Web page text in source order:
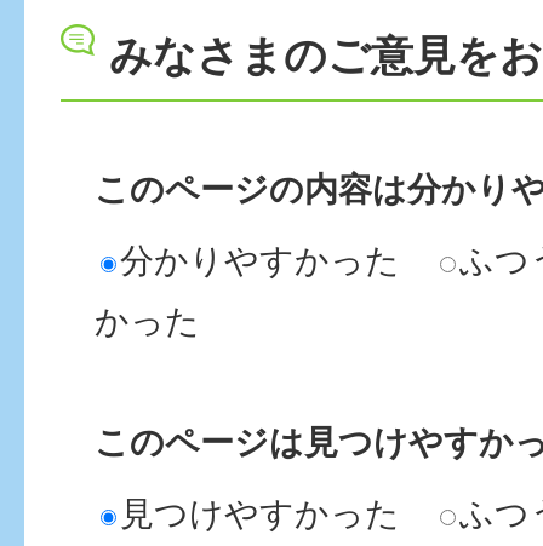
みなさまのご意見を
このページの内容は分かり
分かりやすかった
ふつ
かった
このページは見つけやすか
見つけやすかった
ふつ